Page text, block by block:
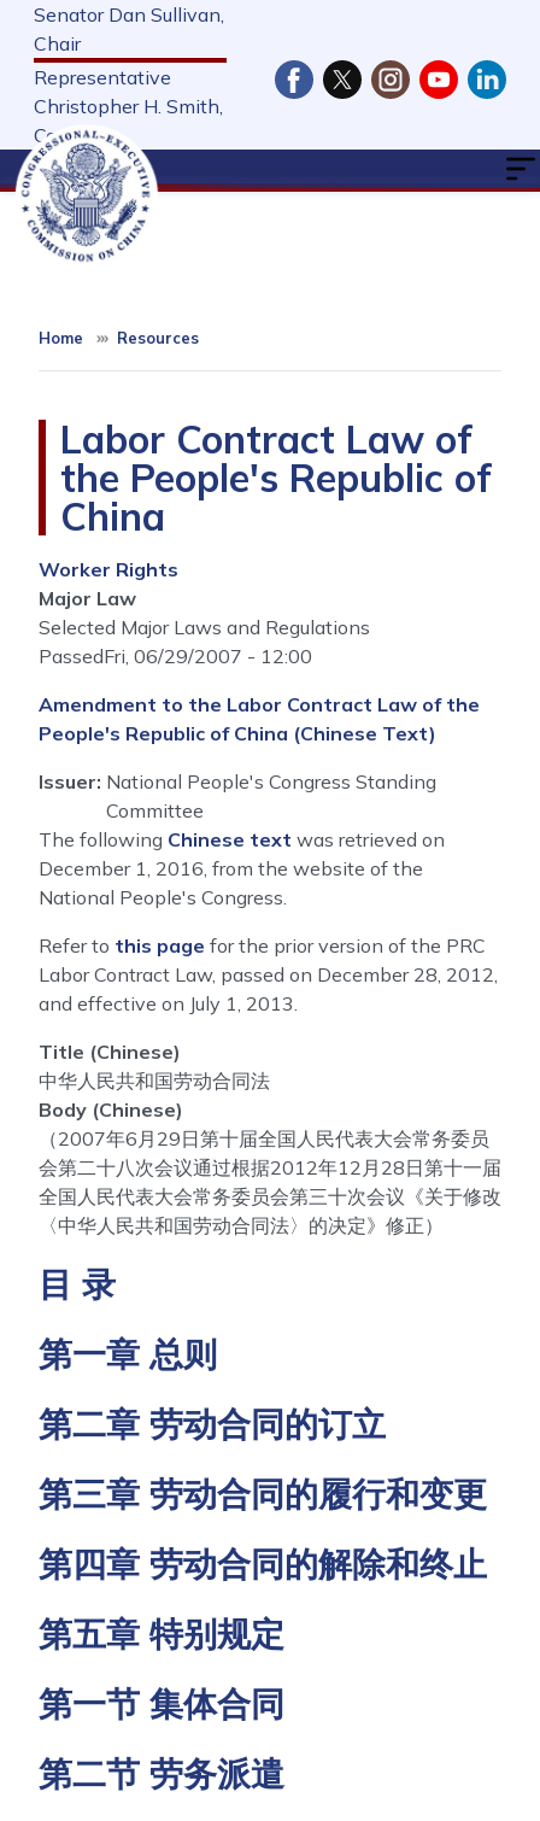
Skip
main
content
Senator Dan Sullivan,
Chair
Representative
Christopher H. Smith,
Cochair
Home Resources
Labor Contract Law of
the People's Republic of
China
Worker Rights
Major Law
Selected Major Laws and Regulations
PassedFri, 06/29/2007 - 12:00
Amendment to the Labor Contract Law of the
People's Republic of China (Chinese Text)
Issuer: National People's Congress Standing
Committee
The following Chinese text was retrieved on
December 1, 2016, from the website of the
National People's Congress.
Refer to this page for the prior version of the PRC
Labor Contract Law, passed on December 28, 2012,
and effective on July 1, 2013.
Title (Chinese)
中华人民共和国劳动合同法
Body (Chinese)
（2007年6月29日第十届全国人民代表大会常务委员
会第二十八次会议通过根据2012年12月28日第十一届
全国人民代表大会常务委员会第三十次会议《关于修改
〈中华人民共和国劳动合同法〉的决定》修正）
目 录
第一章 总则
第二章 劳动合同的订立
第三章 劳动合同的履行和变更
第四章 劳动合同的解除和终止
第五章 特别规定
第一节 集体合同
第二节 劳务派遣